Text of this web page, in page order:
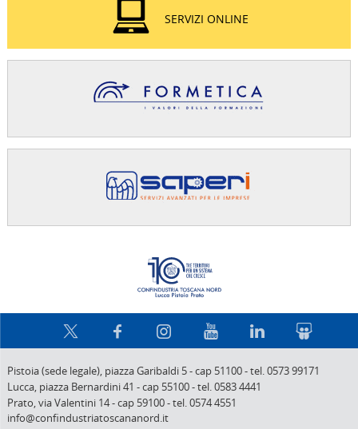
SERVIZI ONLINE
Pistoia (sede legale), piazza Garibaldi 5-cap 51100-tel. 0573 99171
Lucca, piazza Bernardini 41 -cap 55100-tel. 0583 4441
Prato,via Valentini 14-cap 59100-tel. 0574 4551
info@confindustriatoscananord.it